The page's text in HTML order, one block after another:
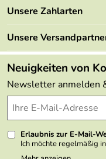
Mehrwertsteuerfrei
Retourenportal
FAQs
Lieferbedingungen
Delivery Terms
Kundenlogin
Marken
Angebote
Made in Germany
Themen
Wir über uns
Presse
Unsere Zahlarten
Unsere
Neuigkeiten von
Newsletter anmelden
Erlaubnis zur E-Mail-
Ich möchte regelmäßig
Meine E-Mail-Adresse